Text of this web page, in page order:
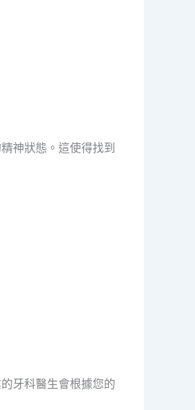
神狀態。這使得找到
牙科醫生會根據您的